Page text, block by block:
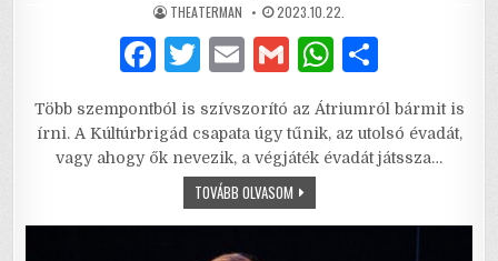
AUTHOR:
THEATERMAN PUBLISHED
DATE:
2023.10.22.
F
c
e
o
T
it
te
r
E
ai
l
G
m
ai
l
W
at
s
p
ar
e
Több szempontból is szívszorító az Átriumról bármit is
írni. A Kúltúrbrigád csapata úgy tűnik, az utolsó évadát,
vagy ahogy ők nevezik, a végjáték évadát játssza…
TOVÁBB OLVASOMHOLT
KÖLTŐK
TÁRSASÁGA